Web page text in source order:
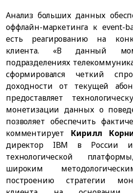
Анализ больших данных
оффлайн-маркетинга к event-
есть реагированию на
клиента. «В данный
подразделениях
сформировался четкий
доходности от текущей
предоставляет
монетизации данных о
позволяет обеспечить
комментирует Кирилл
директор IBM в России
технологической
широким
построению стратегии